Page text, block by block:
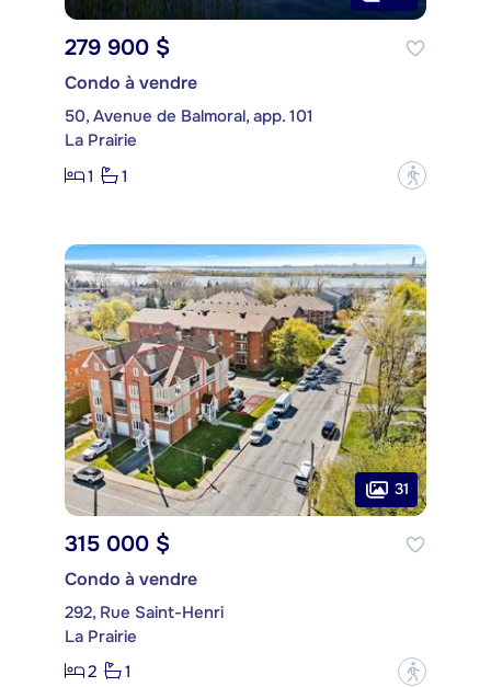
279 900 $
Condo à vendre
50, Avenue de Balmoral, app. 101
La Prairie
1
1 ?
31
315 000 $
Condo à vendre
292, Rue Saint-Henri
La Prairie
2
1 ?